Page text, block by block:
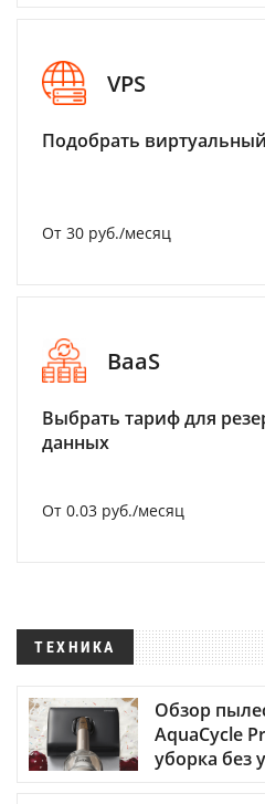
VPS
Подобрать
От 30 руб./месяц
BaaS
Выбрать тариф для
данных
От 0.03 руб./месяц
ТЕХНИКА
Обзор
AquaCycle
уборка без